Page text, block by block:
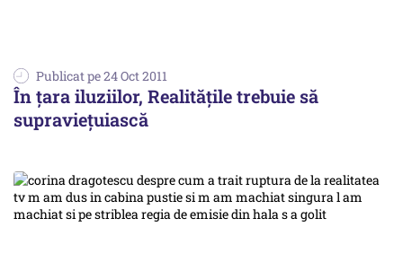
Publicat pe 24 Oct 2011
În țara iluziilor, Realitățile trebuie să
supraviețuiască